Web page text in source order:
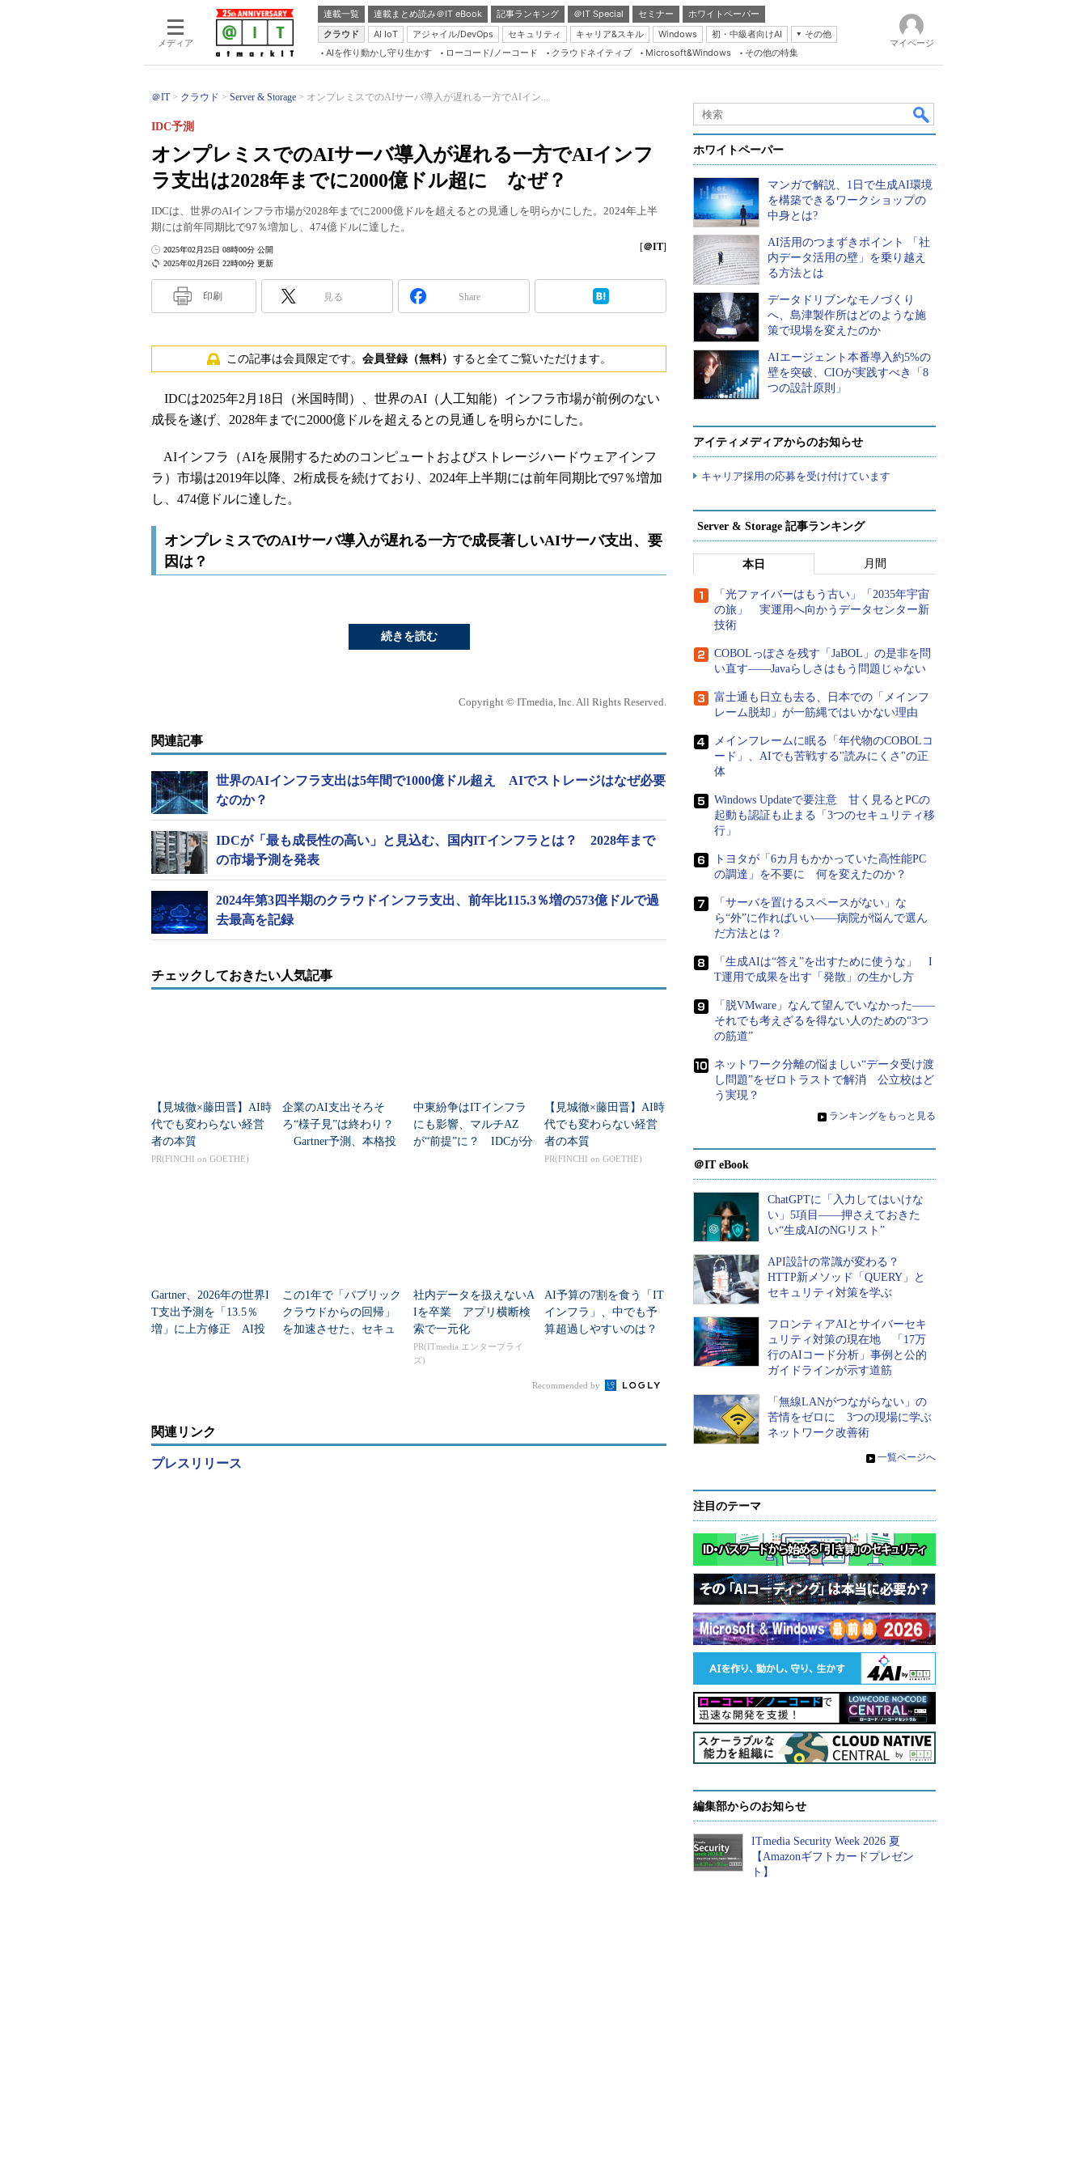
メディア
連載一覧 連載まとめ読み＠IT eBook 記事ランキング ＠IT Special セミナー
ホワイトペーパー
クラウド
AI IoT アジャイル/DevOps セキュリティ キャリア&スキル Windows 初・中級者向けAI
その他
Server & Storage
Java Agile
Database Expert
Linux ＆ OSS
Master of IP Network
Security & Trust
ブログ
AIを作り動かし守り生かす ローコード/ノーコード クラウドネイティブ Microsoft&Windows その他の特集
マイページ
＠IT クラウド Server & Storage オンプレミスでのAIサーバ導入が遅れる一方でAIイン...
オンプレミスでのAIサーバ導入が遅れる一方でAIインフ
ラ支出は2028年までに2000億ドル超に なぜ？
IDC予測
IDCは、世界のAIインフラ市場が2028年までに2000億ドルを超えるとの見通しを明らかにした。2024年上半
期には前年同期比で97％増加し、474億ドルに達した。
2025年02月26日 22時00分 更新
2025年02月25日 08時00分 公開 [＠IT]
印刷 見る Share
この記事は会員限定です。 会員登録（無料） すると全てご覧いただけます。
IDCは2025年2月18日（米国時間）、世界のAI（人工知能）インフラ市場が前例のない
成長を遂げ、2028年までに2000億ドルを超えるとの見通しを明らかにした。
AIインフラ（AIを展開するためのコンピュートおよびストレージハードウェアインフ
ラ）市場は2019年以降、2桁成長を続けており、2024年上半期には前年同期比で97％増加
し、474億ドルに達した。
オンプレミスでのAIサーバ導入が遅れる一方で成長著しいAIサーバ支出、要
因は？
続きを読む
Copyright © ITmedia, Inc. All Rights Reserved.
関連記事
世界のAIインフラ支出は5年間で1000億ドル超え AIでストレージはなぜ必要
なのか？
IDCが「最も成長性の高い」と見込む、国内ITインフラとは？ 2028年まで
の市場予測を発表
2024年第3四半期のクラウドインフラ支出、前年比115.3％増の573億ドルで過
去最高を記録
チェックしておきたい人気記事
【見城徹×藤田晋】AI時
代でも変わらない経営
者の本質
PR(FINCHI on GOETHE)
企業のAI支出そろそ
ろ“様子見”は終わり？
Gartner予測、本格投
中東紛争はITインフラ
にも影響、マルチAZ
が“前提”に？ IDCが分
【見城徹×藤田晋】AI時
代でも変わらない経営
者の本質
PR(FINCHI on GOETHE)
Gartner、2026年の世界I
T支出予測を「13.5％
増」に上方修正 AI投
この1年で「パブリック
クラウドからの回帰」
を加速させた、セキュ
社内データを扱えないA
Iを卒業 アプリ横断検
索で一元化
PR(ITmedia エンタープライ
ズ)
AI予算の7割を食う「IT
インフラ」、中でも予
算超過しやすいのは？
Recommended by
関連リンク
プレスリリース
ホワイトペーパー
マンガで解説、1日で生成AI環境
を構築できるワークショップの
中身とは?
AI活用のつまずきポイント 「社
内データ活用の壁」を乗り越え
る方法とは
データドリブンなモノづくり
へ、島津製作所はどのような施
策で現場を変えたのか
AIエージェント本番導入約5%の
壁を突破、CIOが実践すべき「8
つの設計原則」
アイティメディアからのお知らせ
キャリア採用の応募を受け付けています
Server & Storage 記事ランキング
本日 月間
「光ファイバーはもう古い」「2035年宇宙
の旅」 実運用へ向かうデータセンター新
技術
COBOLっぽさを残す「JaBOL」の是非を問
い直す――Javaらしさはもう問題じゃない
富士通も日立も去る、日本での「メインフ
レーム脱却」が一筋縄ではいかない理由
メインフレームに眠る「年代物のCOBOLコ
ード」、AIでも苦戦する"読みにくさ"の正
体
Windows Updateで要注意 甘く見るとPCの
起動も認証も止まる「3つのセキュリティ移
行」
トヨタが「6カ月もかかっていた高性能PC
の調達」を不要に 何を変えたのか？
「サーバを置けるスペースがない」な
ら“外”に作ればいい――病院が悩んで選ん
だ方法とは？
「生成AIは“答え”を出すために使うな」 I
T運用で成果を出す「発散」の生かし方
「脱VMware」なんて望んでいなかった――
それでも考えざるを得ない人のための“3つ
の筋道”
ネットワーク分離の悩ましい“データ受け渡
し問題”をゼロトラストで解消 公立校はど
う実現？
» ランキングをもっと見る
＠IT eBook
ChatGPTに「入力してはいけな
い」5項目――押さえておきた
い“生成AIのNGリスト”
API設計の常識が変わる？
HTTP新メソッド「QUERY」と
セキュリティ対策を学ぶ
フロンティアAIとサイバーセキ
ュリティ対策の現在地 「17万
行のAIコード分析」事例と公的
ガイドラインが示す道筋
「無線LANがつながらない」の
苦情をゼロに 3つの現場に学ぶ
ネットワーク改善術
» 一覧ページへ
注目のテーマ
編集部からのお知らせ
ITmedia Security Week 2026 夏
【Amazonギフトカードプレゼン
ト】